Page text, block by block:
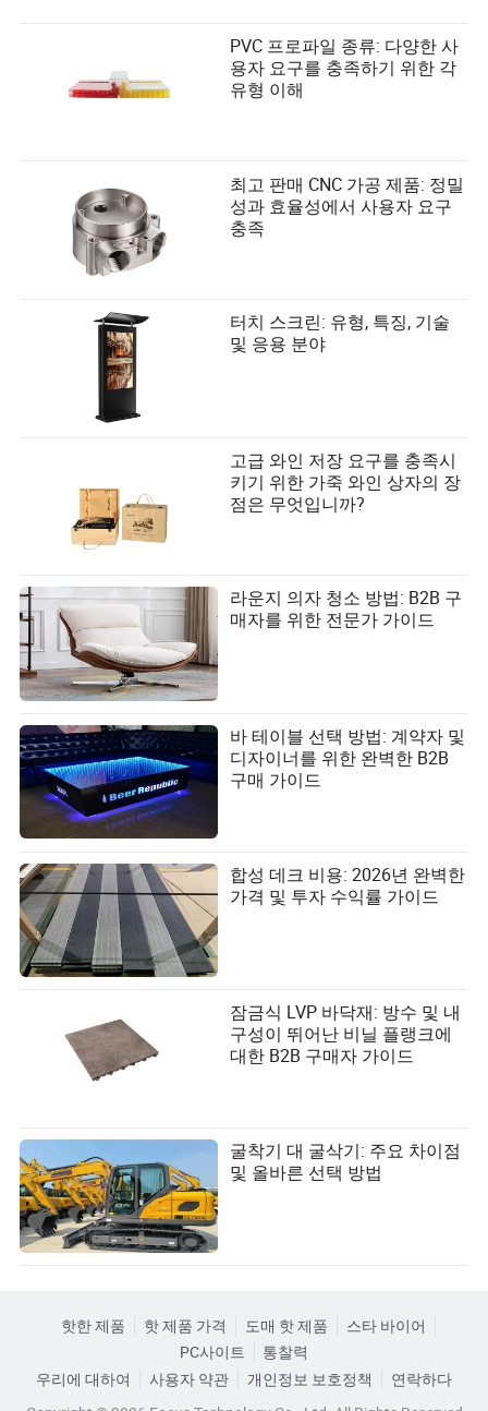
PVC 프로파일 종류: 다양한 사
용자 요구를 충족하기 위한 각
유형 이해
최고 판매 CNC 가공 제품: 정밀
성과 효율성에서 사용자 요구
충족
터치 스크린: 유형, 특징, 기술
및 응용 분야
고급 와인 저장 요구를 충족시
키기 위한 가죽 와인 상자의 장
점은 무엇입니까?
라운지 의자 청소 방법: B2B 구
매자를 위한 전문가 가이드
바 테이블 선택 방법: 계약자 및
디자이너를 위한 완벽한 B2B
구매 가이드
합성 데크 비용: 2026년 완벽한
가격 및 투자 수익률 가이드
잠금식 LVP 바닥재: 방수 및 내
구성이 뛰어난 비닐 플랭크에
대한 B2B 구매자 가이드
굴착기 대 굴삭기: 주요 차이점
및 올바른 선택 방법
핫한 제품 핫 제품 가격 도매 핫 제품
스타 바이어
PC사이트
통찰력
우리에 대하여
사용자 약관 개인정보 보호정책
연락하다